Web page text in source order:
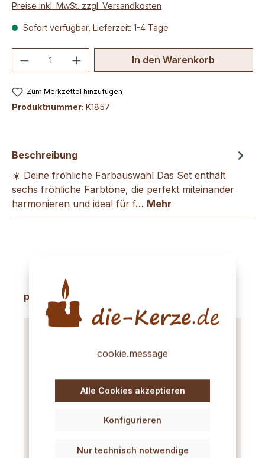
Preise inkl. MwSt. zzgl. Versandkosten
Sofort verfügbar, Lieferzeit: 1-4 Tage
Produkt Anzahl: Gib denIn den Warenkorb
Zum Merkzettel hinzufügen
Produktnummer: K1857
Beschreibung
☀️ Deine fröhliche Farbauswahl Das Set enthält
sechs fröhliche Farbtöne, die perfekt miteinander
harmonieren und ideal für f… Mehr
Produktgalerie überspringen
passende Produkte
cookie.message
Nur technisch notwendige
Konfigurieren
Alle Cookies akzeptieren